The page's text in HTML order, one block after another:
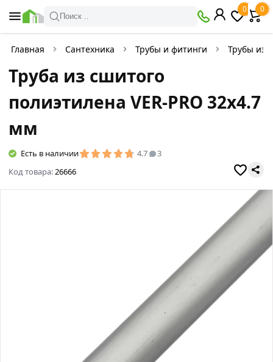
Поиск ..
0 0
Главная Сантехника Трубы и фитинги Трубы из
Труба из сшитого
полиэтилена VER-PRO 32х4.7
мм
Есть в наличии 4.7
3
Код товара:26666